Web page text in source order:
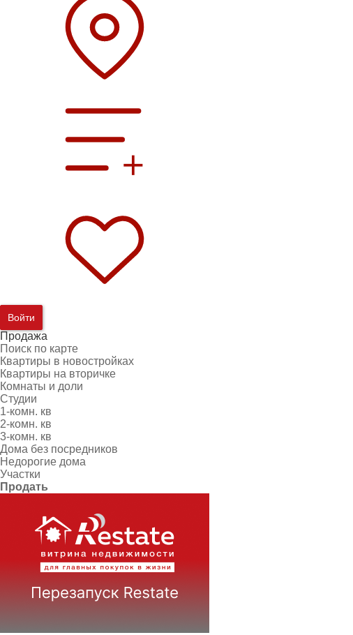
Войти
Продажа
Поиск по карте
Квартиры в новостройках
Квартиры на вторичке
Комнаты и доли
Студии
1-комн. кв
2-комн. кв
3-комн. кв
Дома без посредников
Недорогие дома
Участки
Продать